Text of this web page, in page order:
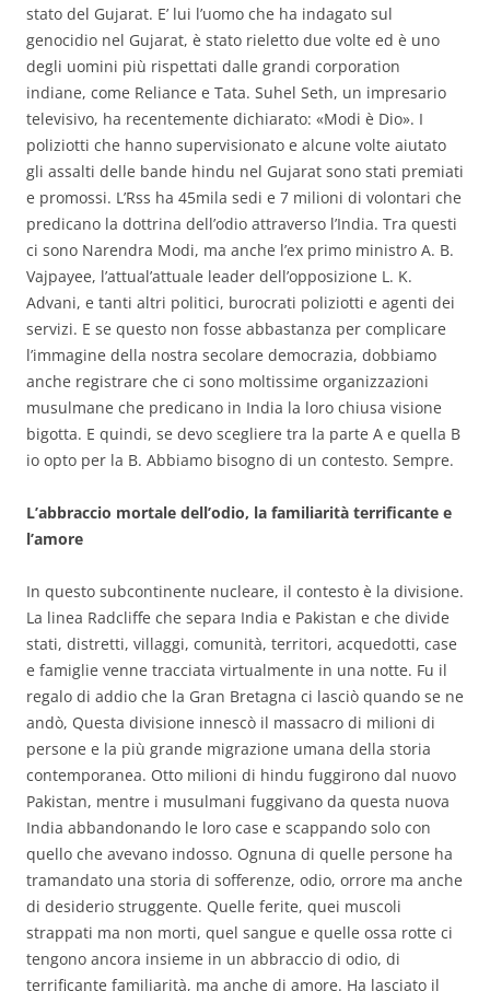
stato del Gujarat. E’ lui l’uomo che ha indagato sul
genocidio nel Gujarat, è stato rieletto due volte ed è uno
degli uomini più rispettati dalle grandi corporation
indiane, come Reliance e Tata. Suhel Seth, un impresario
televisivo, ha recentemente dichiarato: «Modi è Dio». I
poliziotti che hanno supervisionato e alcune volte aiutato
gli assalti delle bande hindu nel Gujarat sono stati premiati
e promossi. L’Rss ha 45mila sedi e 7 milioni di volontari che
predicano la dottrina dell’odio attraverso l’India. Tra questi
ci sono Narendra Modi, ma anche l’ex primo ministro A. B.
Vajpayee, l’attual’attuale leader dell’opposizione L. K.
Advani, e tanti altri politici, burocrati poliziotti e agenti dei
servizi. E se questo non fosse abbastanza per complicare
l’immagine della nostra secolare democrazia, dobbiamo
anche registrare che ci sono moltissime organizzazioni
musulmane che predicano in India la loro chiusa visione
bigotta. E quindi, se devo scegliere tra la parte A e quella B
io opto per la B. Abbiamo bisogno di un contesto. Sempre.
L’abbraccio mortale dell’odio, la familiarità terrificante e
l’amore
In questo subcontinente nucleare, il contesto è la divisione.
La linea Radcliffe che separa India e Pakistan e che divide
stati, distretti, villaggi, comunità, territori, acquedotti, case
e famiglie venne tracciata virtualmente in una notte. Fu il
regalo di addio che la Gran Bretagna ci lasciò quando se ne
andò, Questa divisione innescò il massacro di milioni di
persone e la più grande migrazione umana della storia
contemporanea. Otto milioni di hindu fuggirono dal nuovo
Pakistan, mentre i musulmani fuggivano da questa nuova
India abbandonando le loro case e scappando solo con
quello che avevano indosso. Ognuna di quelle persone ha
tramandato una storia di sofferenze, odio, orrore ma anche
di desiderio struggente. Quelle ferite, quei muscoli
strappati ma non morti, quel sangue e quelle ossa rotte ci
tengono ancora insieme in un abbraccio di odio, di
terrificante familiarità, ma anche di amore. Ha lasciato il